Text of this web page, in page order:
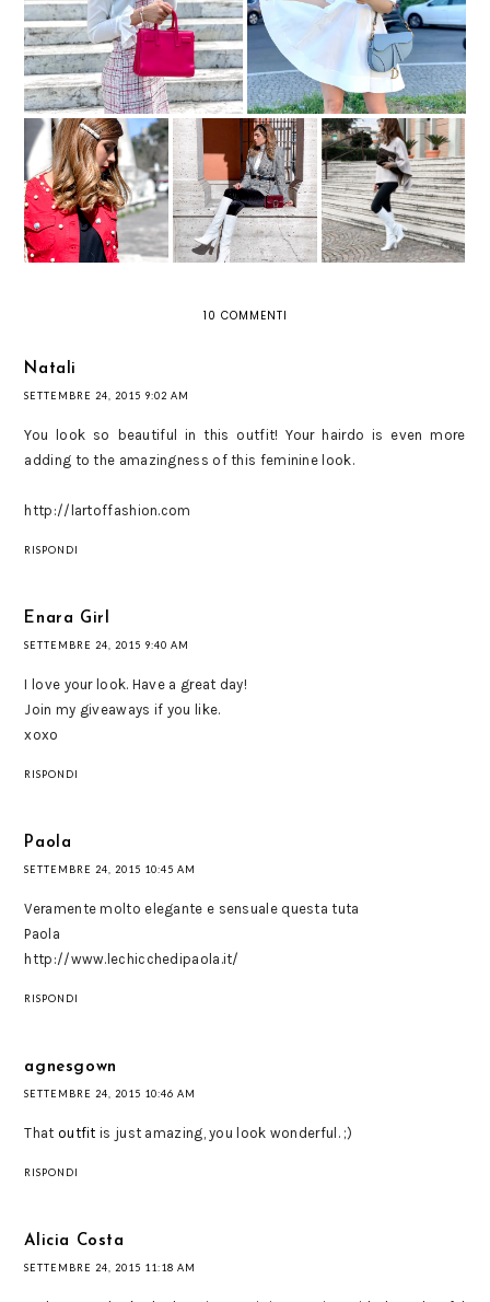
FARCI SOGNARE CON IL LORO
VOLUME
FERMAGLI PER
CAPELLI: SPOPOLA
IL TREND DELLE
HAIR CLIP
STIVALI BIANCHI:
TUTTO QUELLO CHE
DEVI SAPERE SU
QUESTO TREND
PONCHO A COLLO
ALTO: MUST HAVE
INVERNALE
10 COMMENTI
Natali
SETTEMBRE 24, 2015 9:02 AM
You look so beautiful in this outfit! Your hairdo is even more
adding to the amazingness of this feminine look.
http://lartoffashion.com
RISPONDI
Enara Girl
SETTEMBRE 24, 2015 9:40 AM
I love your look. Have a great day!
Join my giveaways if you like.
xoxo
RISPONDI
Paola
SETTEMBRE 24, 2015 10:45 AM
Veramente molto elegante e sensuale questa tuta
Paola
http://www.lechicchedipaola.it/
RISPONDI
agnesgown
SETTEMBRE 24, 2015 10:46 AM
That outfit is just amazing, you look wonderful. ;)
RISPONDI
Alicia Costa
SETTEMBRE 24, 2015 11:18 AM